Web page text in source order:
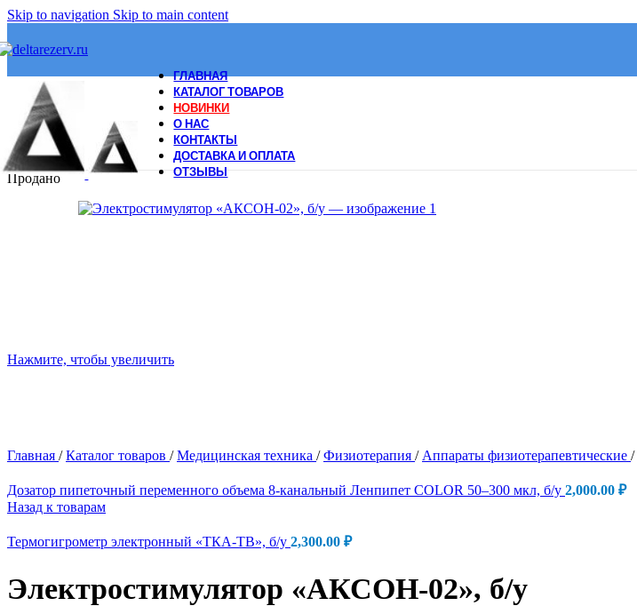
Skip to navigation Skip to main content
ГЛАВНАЯ
КАТАЛОГ ТОВАРОВ
НОВИНКИ
О НАС
КОНТАКТЫ
ДОСТАВКА И ОПЛАТА
ОТЗЫВЫ
Продано
Нажмите, чтобы увеличить
Главная / Каталог товаров / Медицинская техника / Физиотерапия / Аппараты физиотерапевтические /
Дозатор пипеточный переменного объема 8-канальный Ленпипет COLOR 50–300 мкл, б/у 2,000.00 ₽
Назад к товарам
Термогигрометр электронный «ТКА-ТВ», б/у 2,300.00 ₽
Электростимулятор «АКСОН-02», б/у